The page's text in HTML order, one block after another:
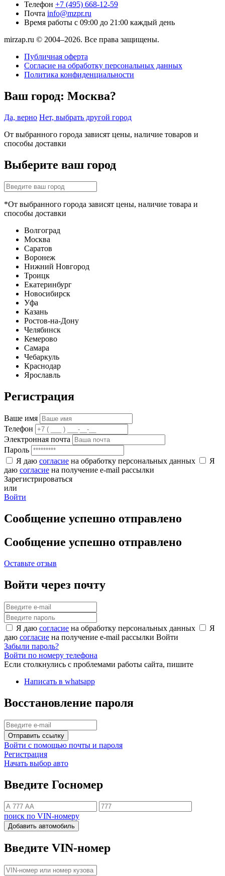
Телефон +7 (495) 668-12-59
Почта info@mzpr.ru
Время работы с 09:00 до 21:00 каждый день
mirzap.ru © 2004–2026. Все права защищены.
Публичная оферта
Согласие на обработку персональных данных
Политика конфиденциальности
Ваш город: Москва?
Да, верно Нет, выбрать другой город
От выбранного города зависят цены, наличие товаров и
способы доставки
Выберите ваш город
*От выбранного города зависят цены, наличие товара и
способы доставки
Волгоград
Москва
Саратов
Воронеж
Нижний Новгород
Троицк
Екатеринбург
Новосибирск
Уфа
Казань
Ростов-на-Дону
Челябинск
Кемерово
Самара
Чебаркуль
Краснодар
Ярославль
Регистрация
Ваше имя
Телефон
Электронная почта
Пароль
Я даю согласие на обработку персональных данных
Я
даю согласие на получение e-mail рассылки
Зарегистрироваться
или
Войти
Сообщение успешно отправлено
Сообщение успешно отправлено
Оставьте отзыв
Войти через почту
Я даю согласие на обработку персональных данных
Я
даю согласие на получение e-mail рассылки Войти
Забыли пароль?
Войти по номеру телефона
Если столкнулись с проблемами работы сайта, пишите
Написать в whatsapp
Восстановление пароля
Отправить ссылку
Войти с помощью почты и пароля
Регистрация
Начать выбор авто
Введите Госномер
поиск по VIN-номеру
Добавить автомобиль
Введите VIN-номер